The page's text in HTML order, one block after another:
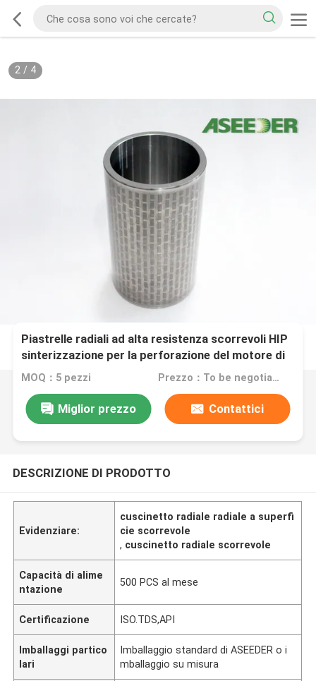
2/ 4
Piastrelle radiali ad alta resistenza scorrevoli HIP
sinterizzazione per la perforazione del motore di
fango
MOQ：5 pezzi Prezzo：To be negotiated
Miglior prezzo Contattici
DESCRIZIONE DI PRODOTTO
Evidenziare:
cuscinetto radiale radiale a superfi
cie scorrevole
, cuscinetto radiale scorrevole
Capacità di alime
ntazione
500 PCS al mese
Certificazione ISO.TDS,API
Imballaggi partico
lari
Imballaggio standard di ASEEDER o i
mballaggio su misura